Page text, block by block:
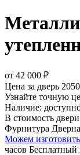
от 42 000 ₽
Цена за дверь
Узнайте точную
Наличие: доступно
В стоимость
Фурнитура
Можем
часов Бесплатный